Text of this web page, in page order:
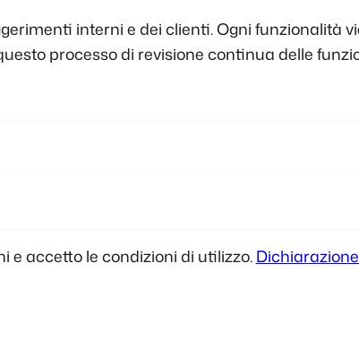
interni e dei clienti. Ogni funzionalità
processo di revisione continua delle
e accetto le condizioni di utilizzo.